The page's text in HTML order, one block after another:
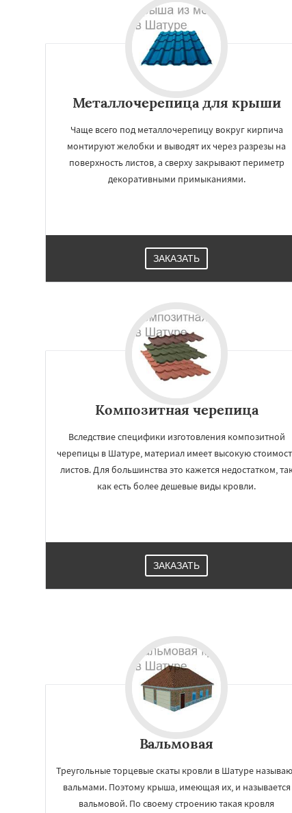
Решетниково
Северный
Металлочерепица для крыши
Чаще всего под металлочерепицу вокруг кирпича
монтируют желобки и выводят их через разрезы на
поверхность листов, а сверху закрывают периметр
декоративными примыканиями.
ЗАКАЗАТЬ
Композитная черепица
Вследствие специфики изготовления композитной
черепицы в Шатуре, материал имеет высокую
листов. Для большинства это кажется недостатком,
как есть более дешевые виды кровли.
ЗАКАЗАТЬ
Вальмовая
Треугольные торцевые скаты кровли в Шатуре
вальмами. Поэтому крыша, имеющая их, и называется
вальмовой. По своему строению такая кровля